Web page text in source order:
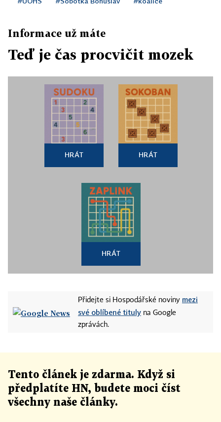
Informace už máte
Teď je čas procvičit mozek
HRÁT HRÁT
HRÁT
Přidejte si Hospodářské noviny mezi
své oblíbené tituly na Google
zprávách.
Tento článek je zdarma. Když si
předplatíte HN, budete moci číst
všechny naše články.